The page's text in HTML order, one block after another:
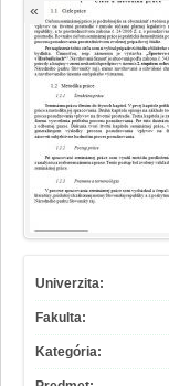
«
Univerzita:
Fakulta:
Kategória: